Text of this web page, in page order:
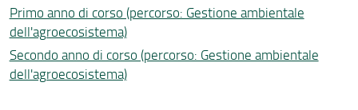
Primo anno di corso (percorso: Gestione ambientale
dell'agroecosistema)
Secondo anno di corso (percorso: Gestione ambientale
dell'agroecosistema)